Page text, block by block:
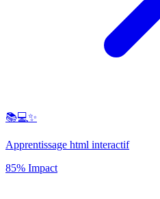
📚💻✨
Apprentissage html interactif
85% Impact